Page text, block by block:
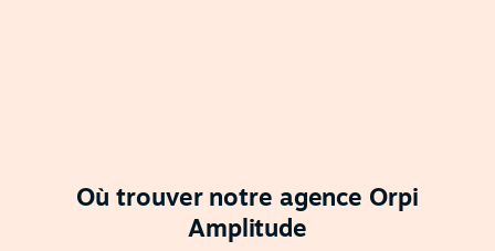
Où trouver notre agence Orpi
Amplitude